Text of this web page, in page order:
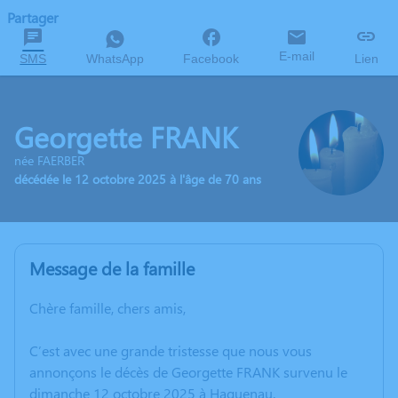
Partager
SMS WhatsApp Facebook E-mail Lien
Georgette FRANK
née FAERBER
décédée le 12 octobre 2025 à l'âge de 70 ans
Message de la famille
Chère famille, chers amis,
C’est avec une grande tristesse que nous vous
annonçons le décès de Georgette FRANK survenu le
dimanche 12 octobre 2025 à Haguenau.